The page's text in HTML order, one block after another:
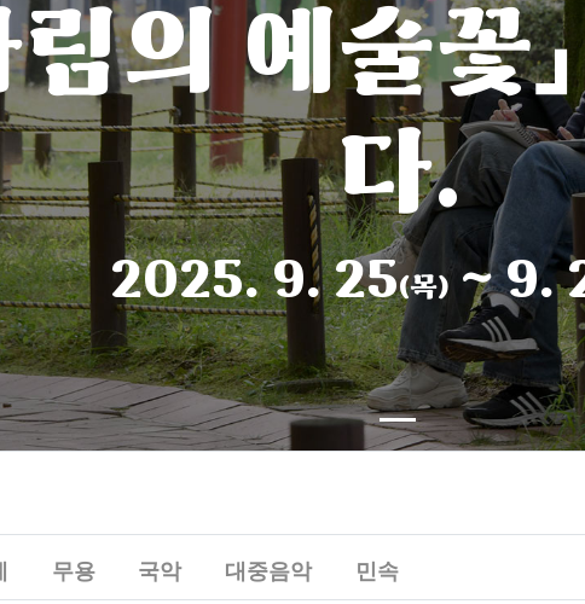
림의 예술꽃
다.
2025. 9. 25(목)~ 9.
무용 국악 대중음악 민속